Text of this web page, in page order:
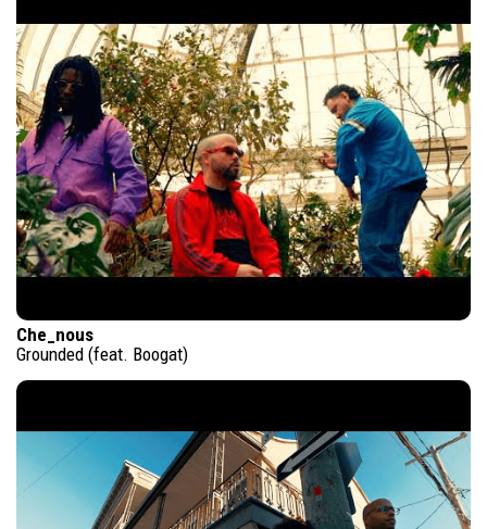
Che_nous
Grounded (feat. Boogat)